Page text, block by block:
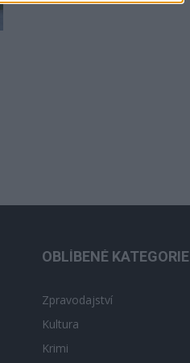
OBLÍBENÉ KATEGORIE
Zpravodajství
Kultura
Krimi